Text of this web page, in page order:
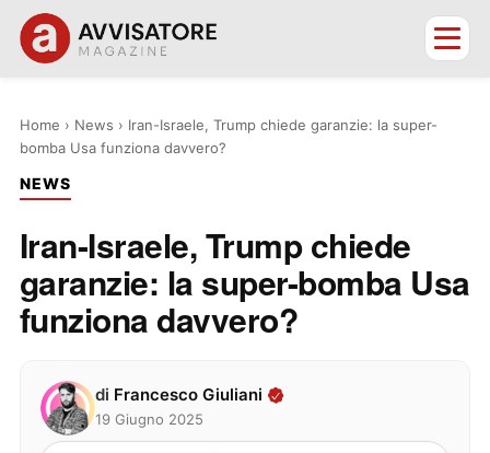
Home › News › Iran-Israele, Trump chiede garanzie: la super-
bomba Usa funziona davvero?
NEWS
Iran-Israele, Trump chiede
garanzie: la super-bomba Usa
funziona davvero?
di Francesco Giuliani
19 Giugno 2025